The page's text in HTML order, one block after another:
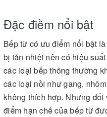
Đặc điềm nổi bật
Bếp từ có ưu điểm nổi bật
bị tản nhiệt nên có hiệu
các loại bếp thông thường
các loại nồi như gang,
không thích hợp. Nhưng
điểm hạn chế của bếp từ